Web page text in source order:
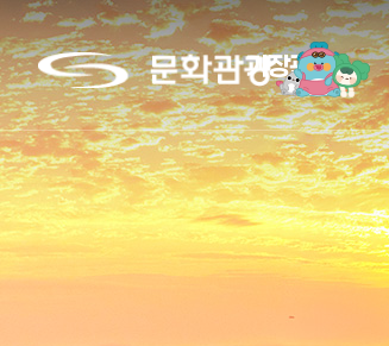
문
화
관
광
기장관광